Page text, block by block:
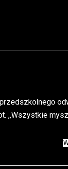
,,Wszystkie